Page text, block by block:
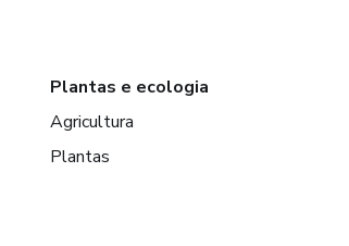
Plantas e ecologia
Agricultura
Plantas